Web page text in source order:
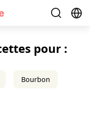
pour :
Bourbon